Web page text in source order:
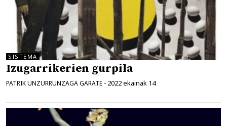
SISTEMA
Izugarrikerien gurpila
PATRIK UNZURRUNZAGA GARATE - 2022 ekainak 14